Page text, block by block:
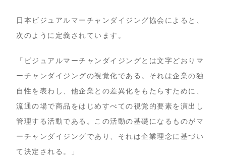
日本ビジュアルマーチャンダイジング協会によると、
次のように定義されています。
「ビジュアルマーチャンダイジングとは文字どおりマ
ーチャンダイジングの視覚化である。それは企業の独
自性を表わし、他企業との差異化をもたらすために、
流通の場で商品をはじめすべての視覚的要素を演出し
管理する活動である。この活動の基礎になるものがマ
ーチャンダイジングであり、それは企業理念に基づい
て決定される。」